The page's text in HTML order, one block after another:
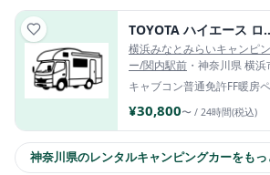
TOYOTA ハイエ
横浜みなとみらいキャンピ
ー/関内駅前 ・神奈川県 横浜
キャブコン普通免許FF暖房
¥30,800〜 / 24時間(税込)
神奈川県のレンタルキャンピングカーをも